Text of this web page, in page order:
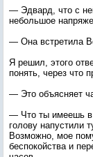
— Эдвард, что с
небольшое
— Она встретила
Я решил, этого
понять, через что
— Это объясняет
— Что ты имеешь в
голову напустили
Возможно, мое
беспокойства и